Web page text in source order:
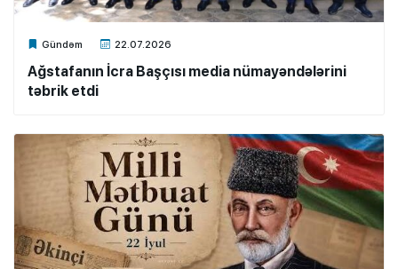
Gündəm 22.07.2026
Xalq.Online
Ağstafanın İcra Başçısı media nümayəndələrini
təbrik etdi